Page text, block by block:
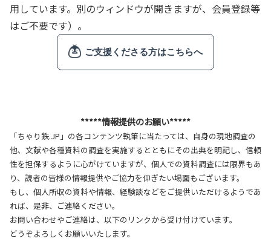
用しています。別のウィンドウが開きますが、会員登録等
はご不要です）。
*****情報提供のお願い*****
「ちゃり鉄.JP」の各コンテンツ執筆に当たっては、自身の現地調査の
他、文献や各種資料の調査を実施するとともにその出典を明記し、信頼
性を担保するように心がけていますが、個人での資料調査には限界もあ
り、読者の皆様の情報提供やご協力を仰ぎたい場面もございます。
もし、個人所収の資料や情報、経験談などをご提供いただけるようであ
れば、是非、ご連絡ください。
お問い合わせやご連絡は、以下のリンクから受け付けています。
どうぞよろしくお願いいたします。